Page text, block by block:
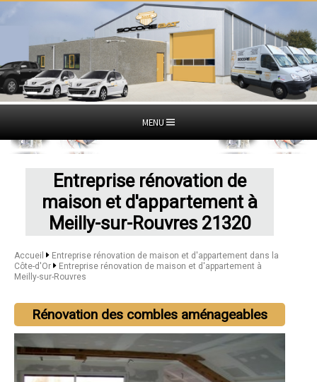
MENU
Entreprise rénovation de
maison et d'appartement à
Meilly-sur-Rouvres 21320
Accueil
Entreprise rénovation de maison et d'appartement dans la
Côte-d'Or
Entreprise rénovation de maison et d'appartement à
Meilly-sur-Rouvres
Rénovation des combles aménageables